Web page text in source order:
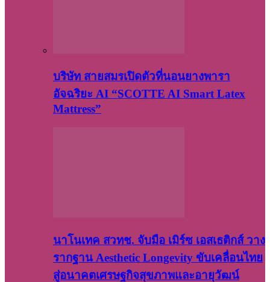
บริษัท สายสมรเปิดตัวที่นอนยางพารา
อัจฉริยะ AI “SCOTTE AI Smart Latex
Mattress”
นาโนเทค สวทช. จับมือ เมิร์ซ เอสเธติกส์ วาง
รากฐาน Aesthetic Longevity ขับเคลื่อนไทย
สู่อนาคตเศรษฐกิจสุขภาพและอายุวัฒน์